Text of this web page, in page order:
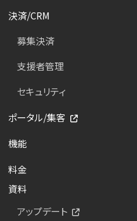
決済/CRM
募集決済
支援者管理
セキュリティ
ポータル/集客
機能
料金
資料
アップデート